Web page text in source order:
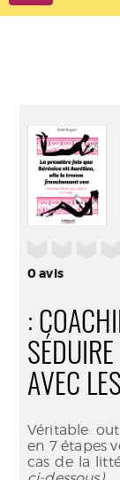
0avis
:
AVEC
Véritable
en 7 étapes
cas de la